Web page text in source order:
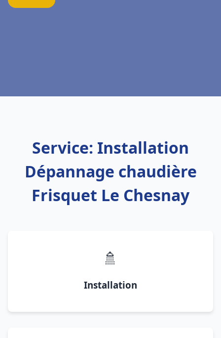
Service: Installation
Dépannage chaudière
Frisquet Le Chesnay
🚿
Installation